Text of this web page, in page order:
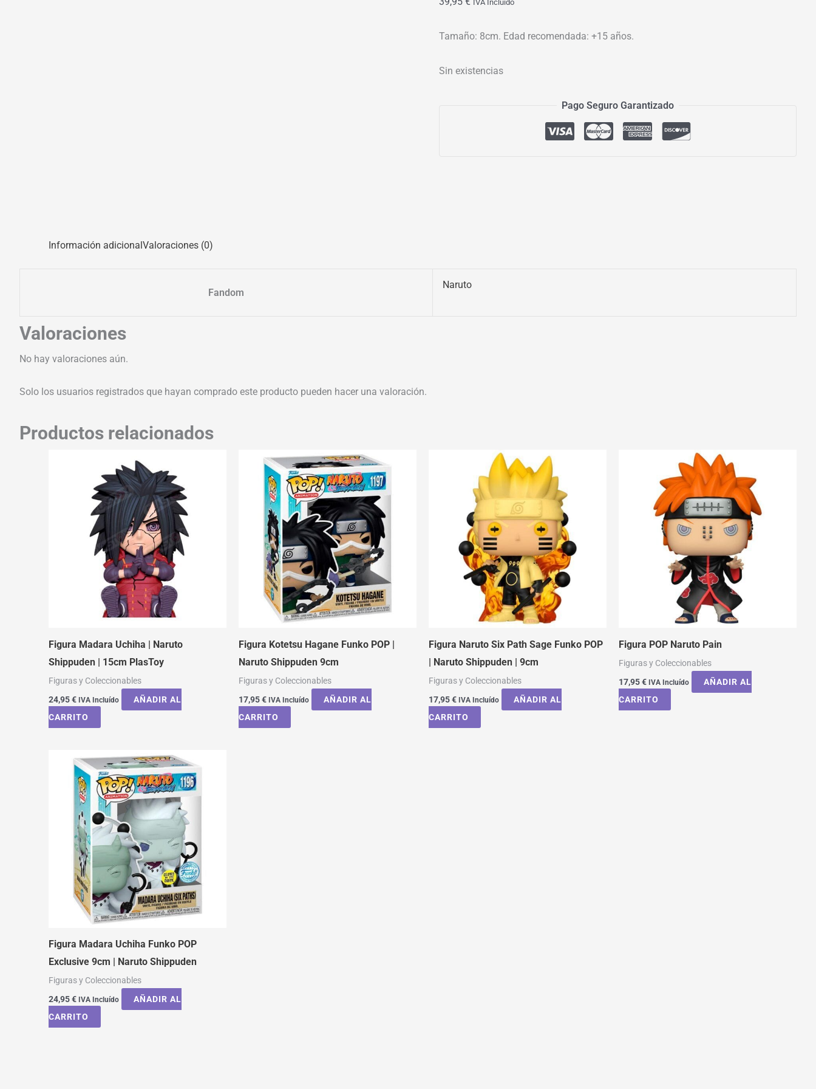
IVA Incluído
Tamaño: 8cm. Edad recomendada: +15 años.
Sin existencias
Pago Seguro Garantizado
Información adicionalValoraciones (0)
Fandom
Naruto
Valoraciones
No hay valoraciones aún.
Solo los usuarios registrados que hayan comprado este producto pueden hacer una valoración.
Productos relacionados
Figura Madara Uchiha | Naruto
Shippuden | 15cm PlasToy
Figuras y Coleccionables
24,95€ IVA Incluído
AÑADIR AL
CARRITO
Figura Kotetsu Hagane Funko POP |
Naruto Shippuden 9cm
Figuras y Coleccionables
17,95€ IVA Incluído
AÑADIR AL
CARRITO
Figura Naruto Six Path Sage Funko POP
| Naruto Shippuden | 9cm
Figuras y Coleccionables
17,95€ IVA Incluído
AÑADIR AL
CARRITO
Figura POP Naruto Pain
Figuras y Coleccionables
17,95€ IVA Incluído
AÑADIR AL
CARRITO
Figura Madara Uchiha Funko POP
Exclusive 9cm | Naruto Shippuden
Figuras y Coleccionables
24,95€ IVA Incluído
AÑADIR AL
CARRITO